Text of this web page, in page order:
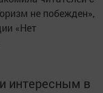
не побежден»,
«Нет
интересным в